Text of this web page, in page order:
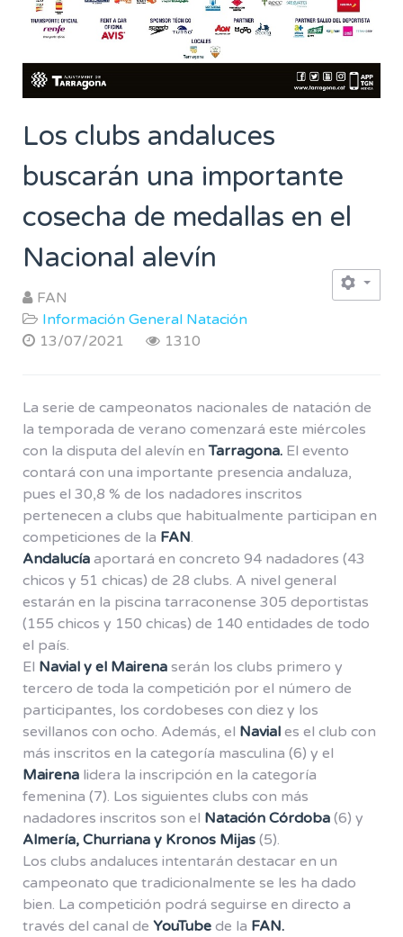
Los clubs andaluces
buscarán una importante
cosecha de medallas en el
Nacional alevín
FAN
Información General Natación
13/07/2021
1310
La serie de campeonatos nacionales de natación de
la temporada de verano comenzará este miércoles
con la disputa del alevín enTarragona. El evento
contará con una importante presencia andaluza,
pues el 30,8 % de los nadadores inscritos
pertenecen a clubs que habitualmente participan en
competiciones de la FAN.
Andalucía aportará en concreto 94 nadadores (43
chicos y 51 chicas) de 28 clubs. A nivel general
estarán en la piscina tarraconense 305 deportistas
(155 chicos y 150 chicas) de 140 entidades de todo
el país.
El Navial y el Mairena serán los clubs primero y
tercero de toda la competición por el número de
participantes, los cordobeses con diez y los
sevillanos con ocho. Además, el Navial es el club con
más inscritos en la categoría masculina (6) y el
Mairena lidera la inscripción en la categoría
femenina (7). Los siguientes clubs con más
nadadores inscritos son el Natación Córdoba (6) y
Almería, Churriana y Kronos Mijas (5).
Los clubs andaluces intentarán destacar en un
campeonato que tradicionalmente se les ha dado
bien. La competición podrá seguirse en directo a
través del canal de YouTube de la FAN.